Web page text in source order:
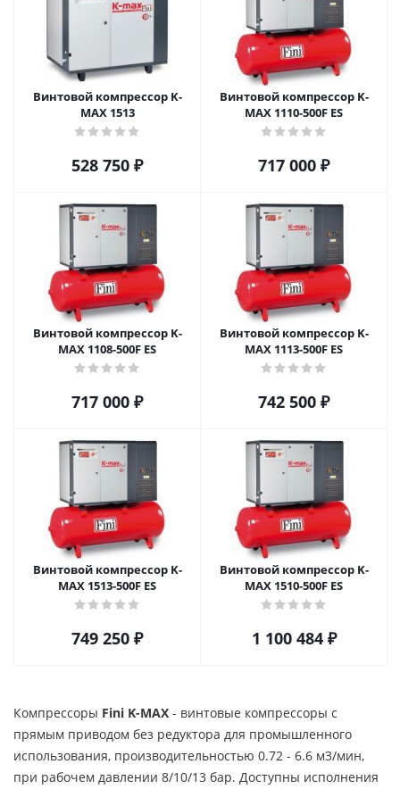
Винтовой компрессор K-
MAX 1513
528 750 ₽
Винтовой компрессор K-
MAX 1110-500F ES
717 000 ₽
Винтовой компрессор K-
MAX 1108-500F ES
717 000 ₽
Винтовой компрессор K-
MAX 1113-500F ES
742 500 ₽
Винтовой компрессор K-
MAX 1513-500F ES
749 250 ₽
Винтовой компрессор K-
MAX 1510-500F ES
1 100 484₽
Компрессоры Fini K-MAX - винтовые компрессоры с
прямым приводом без редуктора для промышленного
использования, производительностью 0.72 - 6.6 м3/мин,
при рабочем давлении 8/10/13 бар. Доступны исполнения